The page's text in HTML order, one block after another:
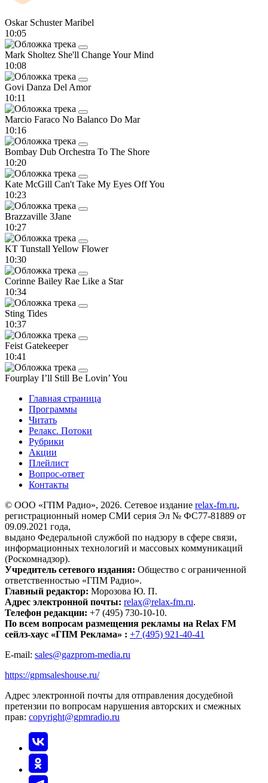
Oskar SchusterMaribel
10:05
Mark Sholtez She'll Change Your Mind
10:08
Govi Danza Del Amor
10:11
Marcio Faraco No Balanco Do Mar
10:16
Bombay Dub Orchestra To The Shore
10:20
Kate McGill Can't Take My Eyes Off You
10:23
Brazzaville 3Jane
10:27
KT Tunstall Yellow Flower
10:30
Corinne Bailey Rae Like a Star
10:34
Sting Tides
10:37
Feist Gatekeeper
10:41
Fourplay I’ll Still Be Lovin’ You
Главная страница
Программы
Читать
Релакс. Потоки
Рубрики
Акции
Плейлист
Вопрос-ответ
Контакты
© ООО «ГПМ Радио», 2026. Сетевое издание relax-fm.ru,
регистрационный номер СМИ серия Эл № ФС77-81889 от
09.09.2021 года,
выдано Федеральной службой по надзору в сфере связи,
информационных технологий и массовых коммуникаций
(Роскомнадзор).
Учредитель сетевого издания: Общество с ограниченной
ответственностью «ГПМ Радио».
Главный редактор: Морозова Ю. П.
Адрес электронной почты: relax@relax-fm.ru.
Телефон редакции: +7 (495) 730-10-10.
По всем вопросам размещения рекламы на Relax FM
сейлз-хаус «ГПМ Реклама» : +7 (495) 921-40-41
E-mail: sales@gazprom-media.ru
https://gpmsaleshouse.ru/
Адрес электронной почты для отправления досудебной
претензии по вопросам нарушения авторских и смежных
прав: copyright@gpmradio.ru